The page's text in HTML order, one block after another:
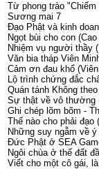
Từ phong trào
Sương mai 7
Đạo Phật và kinh
Ngọt bùi cho con
Nhiệm vụ người thầy
Văn bia tháp Viên
Cảm ơn đau khổ
Lộ trình chứng đắc
Quán tánh Không
Sự thật về vô thường
Ghi chép lõm bõm -
Thế nào cho phải đạo
Những suy ngẫm về
Đức Phật ở SEA
Ngôi chùa ở thế đất
Viết cho một cô gái,